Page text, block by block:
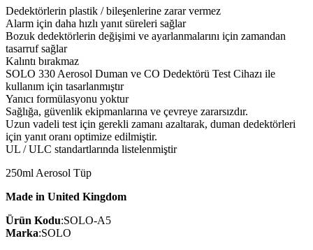
Dedektörlerin plastik / bileşenlerine zarar vermez
Alarm için daha hızlı yanıt süreleri sağlar
Bozuk dedektörlerin değişimi ve ayarlanmalarını için zamandan
tasarruf sağlar
Kalıntı bırakmaz
SOLO 330 Aerosol Duman ve CO Dedektörü Test Cihazı ile
kullanım için tasarlanmıştır
Yanıcı formülasyonu yoktur
Sağlığa, güvenlik ekipmanlarına ve çevreye zararsızdır.
Uzun vadeli test için gerekli zamanı azaltarak, duman dedektörleri
için yanıt oranı optimize edilmiştir.
UL / ULC standartlarında listelenmiştir
250ml Aerosol Tüp
Made in United Kingdom
Ürün Kodu:SOLO-A5
Marka:SOLO